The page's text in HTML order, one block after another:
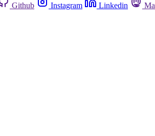
Github Instagram Linkedin